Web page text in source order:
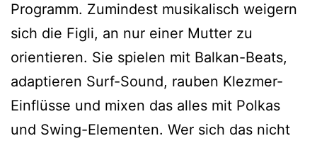
Programm. Zumindest musikalisch weigern
sich die Figli, an nur einer Mutter zu
orientieren. Sie spielen mit Balkan-Beats,
adaptieren Surf-Sound, rauben Klezmer-
Einflüsse und mixen das alles mit Polkas
und Swing-Elementen. Wer sich das nicht